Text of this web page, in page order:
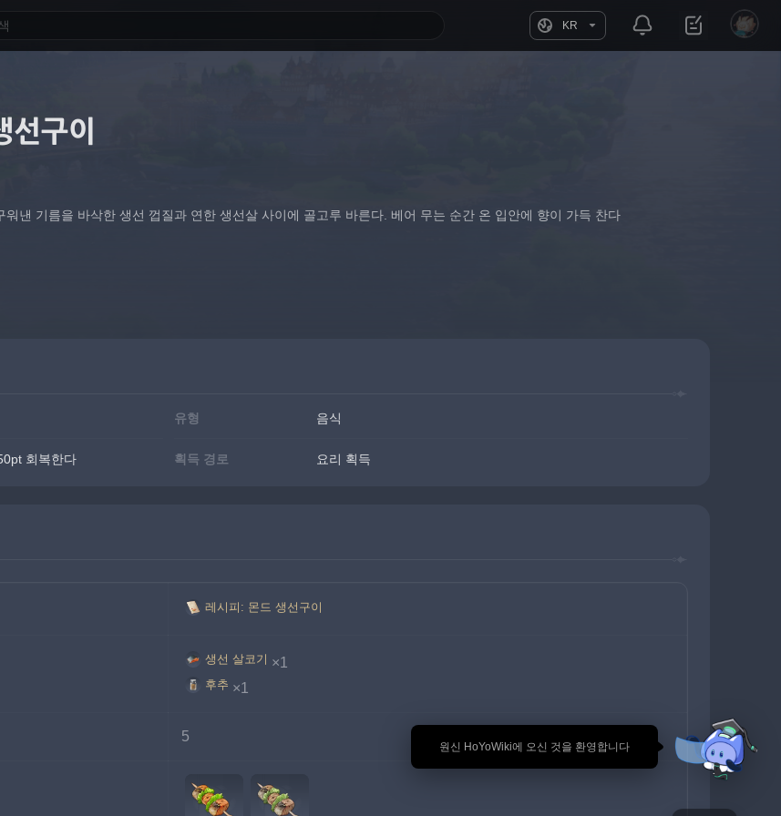
KR
🎉 원신 HoYoWiki에 오신 것을 환영합니다
구이
워낸 기름을 바삭한 생선 껍질과 연한 생선살 사이에 골고루 바른다. 베어 무는 순간 온 입안에 향이 가득 찬다
유형 음식
회복한다 획득 경로 요리 획득
레시피: 몬드 생선구이
생선 살코기 ×1
후추 ×1
5